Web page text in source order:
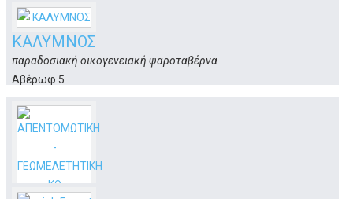
ΚΑΛΥΜΝΟΣ
παραδοσιακή οικογενειακή ψαροταβέρνα
Αβέρωφ 5